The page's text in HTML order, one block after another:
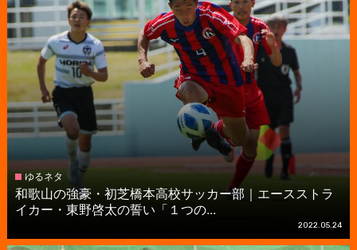
ゆるネタ
和歌山の強豪・初芝橋本高校サッカー部｜エースストラ
イカー・東野啓太の誓い「１つの...
2022.05.24